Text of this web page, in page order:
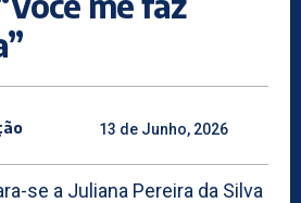
13 de Junho, 2026
se a Juliana Pereira da Silva